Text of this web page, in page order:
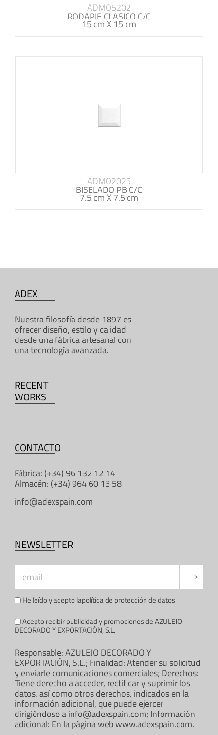
ADMO5202
RODAPIE CLASICO C/C
15 cm X 15 cm
ADMO2025
BISELADO PB C/C
7.5 cm X 7.5 cm
ADEX
Nuestra filosofía desde 1897 es
ofrecer diseño, estilo y calidad
desde una fábrica artesanal con
una tecnología avanzada.
RECENT
WORKS
CONTACTO
Fábrica: (+34) 96 132 12 14
Almacén: (+34) 964 60 13 58
info@adexspain.com
NEWSLETTER
He leído y acepto lapolítica de protección de datos
Acepto recibir publicidad y promociones de AZULEJO
DECORADO Y EXPORTACIÓN, S.L.
Responsable: AZULEJO DECORADO Y
EXPORTACIÓN, S.L.; Finalidad: Atender su solicitud
y enviarle comunicaciones comerciales; Derechos:
Tiene derecho a acceder, rectificar y suprimir los
datos, así como otros derechos, indicados en la
información adicional, que puede ejercer
dirigiéndose a info@adexspain.com; Información
adicional: En la página web www.adexspain.com.